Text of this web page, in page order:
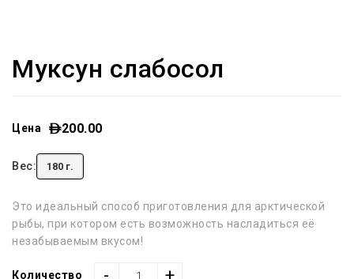
Муксун слабосол
Цена 200.00
Вес: 180 г.
Это идеальный способ приготовления для арктической
рыбы, при котором есть возможность насладиться её
незабываемым вкусом!
Количество